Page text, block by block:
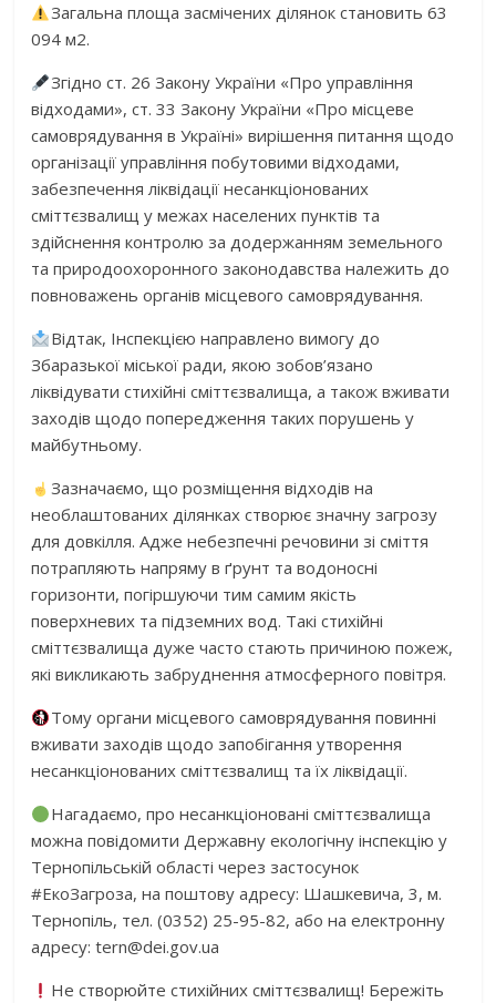
Загальна площа засмічених ділянок становить 63
094 м2.
Згідно ст. 26 Закону України «Про управління
відходами», ст. 33 Закону України «Про місцеве
самоврядування в Україні» вирішення питання щодо
організації управління побутовими відходами,
забезпечення ліквідації несанкціонованих
сміттєзвалищ у межах населених пунктів та
здійснення контролю за додержанням земельного
та природоохоронного законодавства належить до
повноважень органів місцевого самоврядування.
Відтак, Інспекцією направлено вимогу до
Збаразької міської ради, якою зобов’язано
ліквідувати стихійні сміттєзвалища, а також вживати
заходів щодо попередження таких порушень у
майбутньому.
Зазначаємо, що розміщення відходів на
необлаштованих ділянках створює значну загрозу
для довкілля. Адже небезпечні речовини зі сміття
потрапляють напряму в ґрунт та водоносні
горизонти, погіршуючи тим самим якість
поверхневих та підземних вод. Такі стихійні
сміттєзвалища дуже часто стають причиною пожеж,
які викликають забруднення атмосферного повітря.
Тому органи місцевого самоврядування повинні
вживати заходів щодо запобігання утворення
несанкціонованих сміттєзвалищ та їх ліквідації.
Нагадаємо, про несанкціоновані сміттєзвалища
можна повідомити Державну екологічну інспекцію у
Тернопільській області через застосунок
#ЕкоЗагроза, на поштову адресу: Шашкевича, 3, м.
Тернопіль, тел. (0352) 25-95-82, або на електронну
адресу: tern@dei.gov.ua
Не створюйте стихійних сміттєзвалищ! Бережіть